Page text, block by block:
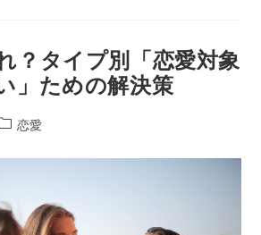
？タイプ別「恋愛対象
」ための解決策
ゴ
恋愛